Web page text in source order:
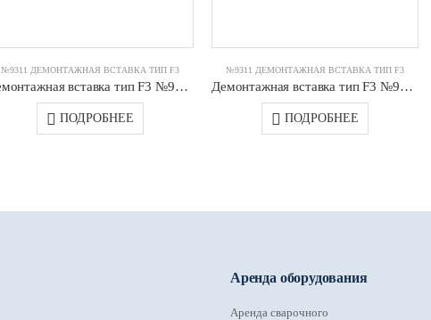
№9311 ДЕМОНТАЖНАЯ ВСТАВКА ТИП F3
Демонтажная вставка тип F3 №9311 DN0250 PN16 JAFAR
ПОДРОБНЕЕ
№9311 ДЕМОНТАЖНАЯ ВСТАВКА ТИП F3
Демонтажная вставка тип F3 №9311 DN0300 PN16 JAFAR
ПОДРОБНЕЕ
Аренда оборудования
Аренда сварочного